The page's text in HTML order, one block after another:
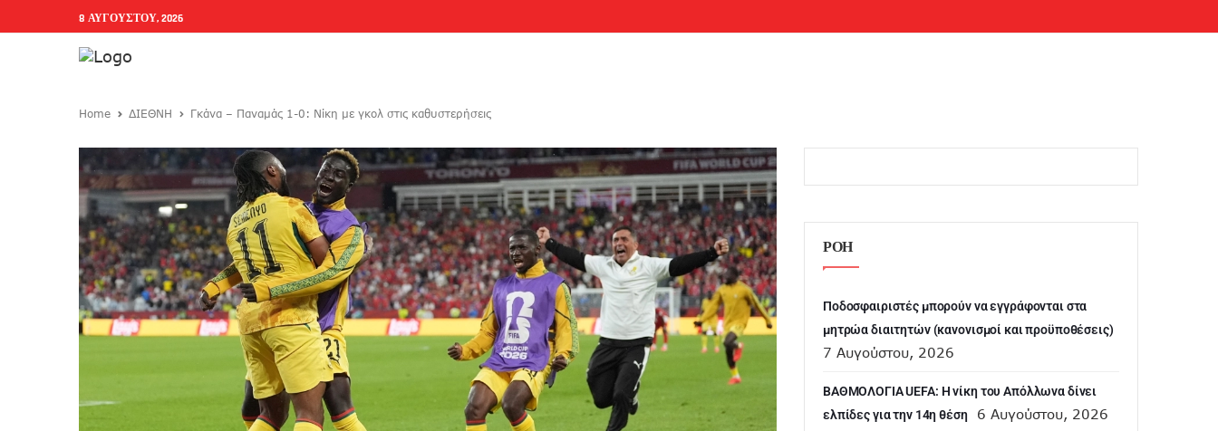
8 ΑΥΓΟΎΣΤΟΥ, 2026
Home ΔΙΕΘΝΗ Γκάνα – Παναμάς 1-0: Νίκη με γκολ στις καθυστερήσεις
ΡΟΗ
Ποδοσφαιριστές μπορούν να εγγράφονται στα
μητρώα διαιτητών (κανονισμοί και προϋποθέσεις)
7 Αυγούστου, 2026
ΒΑΘΜΟΛΟΓΙΑ UEFA: Η νίκη του Απόλλωνα δίνει
ελπίδες για την 14η θέση
6 Αυγούστου, 2026